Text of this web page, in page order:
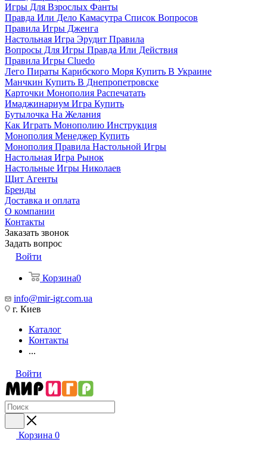
Игры Для Взрослых Фанты
Правда Или Дело Камасутра Список Вопросов
Правила Игры Дженга
Настольная Игра Эрудит Правила
Вопросы Для Игры Правда Или Действия
Правила Игры Cluedo
Лего Пираты Карибского Моря Купить В Украине
Манчкин Купить В Днепропетровске
Карточки Монополия Распечатать
Имаджинариум Игра Купить
Бутылочка На Желания
Как Играть Монополию Инструкция
Монополия Менеджер Купить
Монополия Правила Настольной Игры
Настольная Игра Рынок
Настольные Игры Николаев
Щит Агенты
Бренды
Доставка и оплата
О компании
Контакты
Заказать звонок
Задать вопрос
Войти
Корзина0
info@mir-igr.com.ua
г. Киев
Каталог
Контакты
...
Войти
Корзина 0